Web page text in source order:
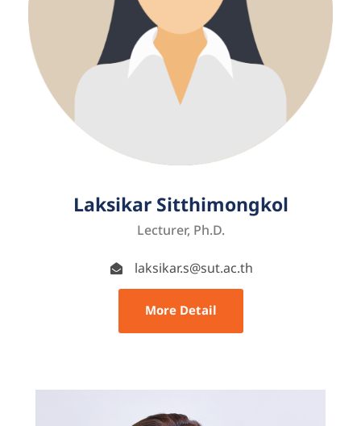
Laksikar Sitthimongkol
Lecturer, Ph.D.
laksikar.s@sut.ac.th
More Detail